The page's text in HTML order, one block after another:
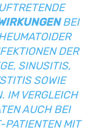
BEI
DER
SINUSITIS,
SOWIE
IM VERGLEICH
AUCH BEI
PATIENTEN MIT